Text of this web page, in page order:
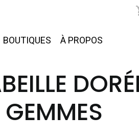
BOUTIQUES À PROPOS
GEMMES